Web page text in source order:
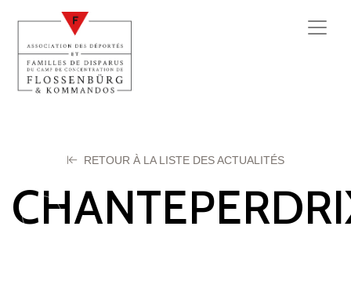
RETOUR À LA LISTE DES ACTUALITÉS